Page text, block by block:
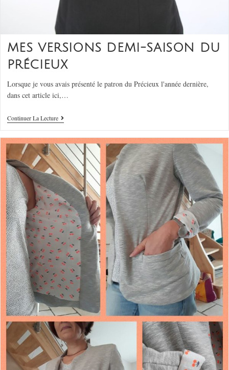
MES VERSIONS DEMI-SAISON DU
PRÉCIEUX
Lorsque je vous avais présenté le patron du Précieux l'année dernière,
dans cet article ici,…
Continuer La Lecture